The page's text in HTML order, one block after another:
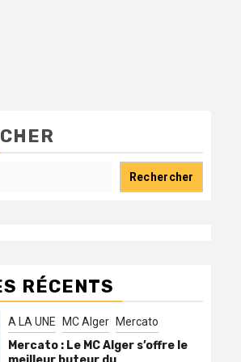
Rechercher
RÉCENTS
A LA UNE MC Alger Mercato
Mercato : Le MC Alger s’offre le